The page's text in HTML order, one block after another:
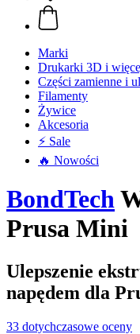
Marki
Drukarki 3D i
Części zamienne i
Filamenty
Żywice
Akcesoria
⚡ Sale
🔥 Nowości
BondTech
Prusa Mini
Ulepszenie
napędem dla
33 dotychczasowe oceny